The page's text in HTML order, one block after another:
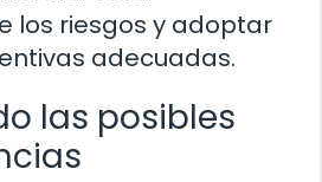
los riesgos y adoptar
adecuadas.
las posibles